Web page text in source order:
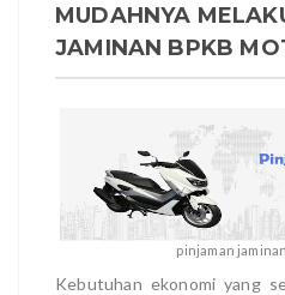
MUDAHNYA
JAMINAN BPKB
pinjaman
Kebutuhan ekonomi yang